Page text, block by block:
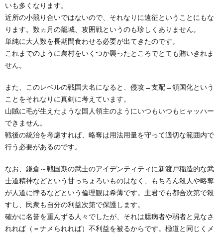
いも多くなります。
近所の小競り合いではないので、それなりに遠征ということにもな
ります。数ヵ月の籠城、攻囲戦というのも珍しくありません。
単純に大人数を長期間食わせる必要が出てきたのです。
これまでのように農村をいくつか襲ったところでとても賄いきれま
せん。
また、このレベルの戦国大名になると、侵攻→支配→領国化という
ことをそれなりに真剣に考えています。
山賊に毛が生えたような国人領主のようにいつもいつもヒャッハー
できません。
戦後の統治を考慮すれば、略奪は用法用量を守って適切な範囲内で
行う必要があるのです。
なお、鎌倉～戦国期の武士のアイデンティティに新渡戸稲造的な武
士道精神などという甘っちょろいものはなく、もちろん殺人や略奪
が人道に悖るなどという倫理観は希薄です。主君でも都合次第で殺
すし、民衆も自分の利益次第で保護します。
確かに名誉を重んずる人々でしたが、それは臆病者や弱者と見なさ
れれば（＝ナメられれば）不利益を被るからです。極道と同じくメ